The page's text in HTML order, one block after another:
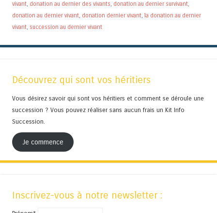
vivant, donation au dernier des vivants, donation au dernier survivant,
donation au dernier vivant, donation dernier vivant, la donation au dernier
vivant, succession au dernier vivant
Découvrez qui sont vos héritiers
Vous désirez savoir qui sont vos héritiers et comment se déroule une
succession ? Vous pouvez réaliser sans aucun frais un Kit Info
Succession.
Je commence
Inscrivez-vous à notre newsletter :